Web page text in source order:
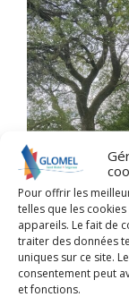
Pour offrir les
telles que les
appareils. Le fait de
traiter des données
uniques sur ce site.
consentement peut
et fonctions.